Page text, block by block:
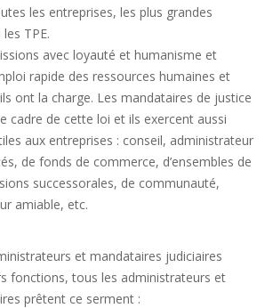
les entreprises, les plus grandes
TPE.
avec loyauté et humanisme et
rapide des ressources humaines et
ont la charge. Les mandataires de justice
cadre de cette loi et ils exercent aussi
aux entreprises : conseil, administrateur
de fonds de commerce, d’ensembles de
successorales, de communauté,
amiable, etc.
et mandataires judiciaires
fonctions, tous les administrateurs et
prêtent ce serment :